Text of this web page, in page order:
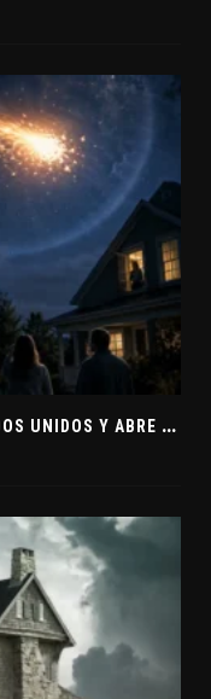
U
N METEORO EXPLOTA SOBRE ESTADOS UNIDOS Y ABRE LA PISTA DE POLAR-IM, UN POSIBLE VISITANTE INTERESTELAR